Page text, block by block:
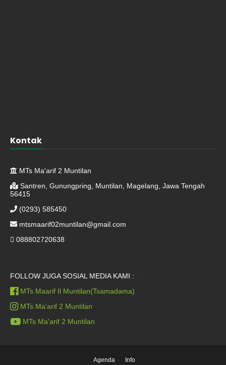
Kontak
MTs Ma'arif 2 Muntilan
Santren, Gunungpring, Muntilan, Magelang, Jawa Tengah
56415
(0293) 585450
mtsmaarif02muntilan@gmail.com
088802720638
FOLLOW JUGA SOSIAL MEDIA KAMI :
MTs Maarif Il Muntilan(Tsamadama)
MTs Ma'arif 2 Muntilan
MTs Ma'arif 2 Muntilan
Agenda Info